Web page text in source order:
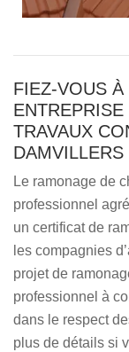
FIEZ-VOUS
TRAVAUX
DAMVILLERS
Le ramonage de
professionnel
un certificat de
les compagnies
projet de
professionnel à
dans le respect
plus de détails si